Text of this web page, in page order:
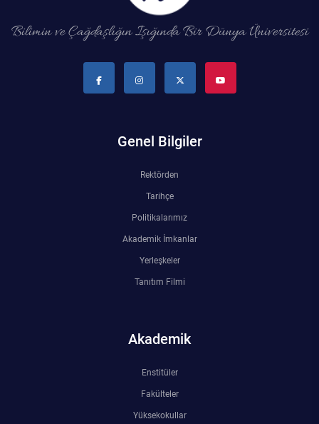
Bilimin ve Çağdaşlığın Işığında Bir Dünya Üniversitesi
Genel Bilgiler
Rektörden
Tarihçe
Politikalarımız
Akademik İmkanlar
Yerleşkeler
Tanıtım Filmi
Akademik
Enstitüler
Fakülteler
Yüksekokullar
Türkçe Öğretimi Uygulama ve Araştırma Merkezi